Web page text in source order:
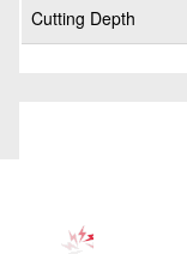
Cutting Depth